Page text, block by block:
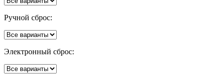
Ручной сброс:
Электронный сброс: